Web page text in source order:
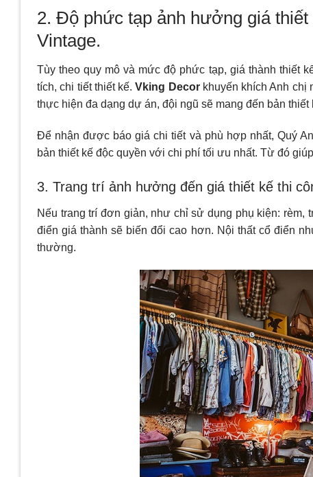
2. Độ phức tạp ảnh hưởng giá
Vintage.
Tùy theo quy mô và mức độ phức tạp, giá thành thiết
tích, chi tiết thiết kế.Vking Decorkhuyến khích Anh chị
thực hiện đa dạng dự án, đội ngũ sẽ mang đến bản thiết
Để nhận được báo giá chi tiết và phù hợp nhất, Quý
bản thiết kế độc quyền với chi phí tối ưu nhất. Từ đó
3. Trang trí ảnh hưởng đến giá thiết kế thi
Nếu trang trí đơn giản, như chỉ sử dụng phụ kiện:
điển giá thành sẽ biến đổi cao hơn. Nội thất cổ điển
thường.